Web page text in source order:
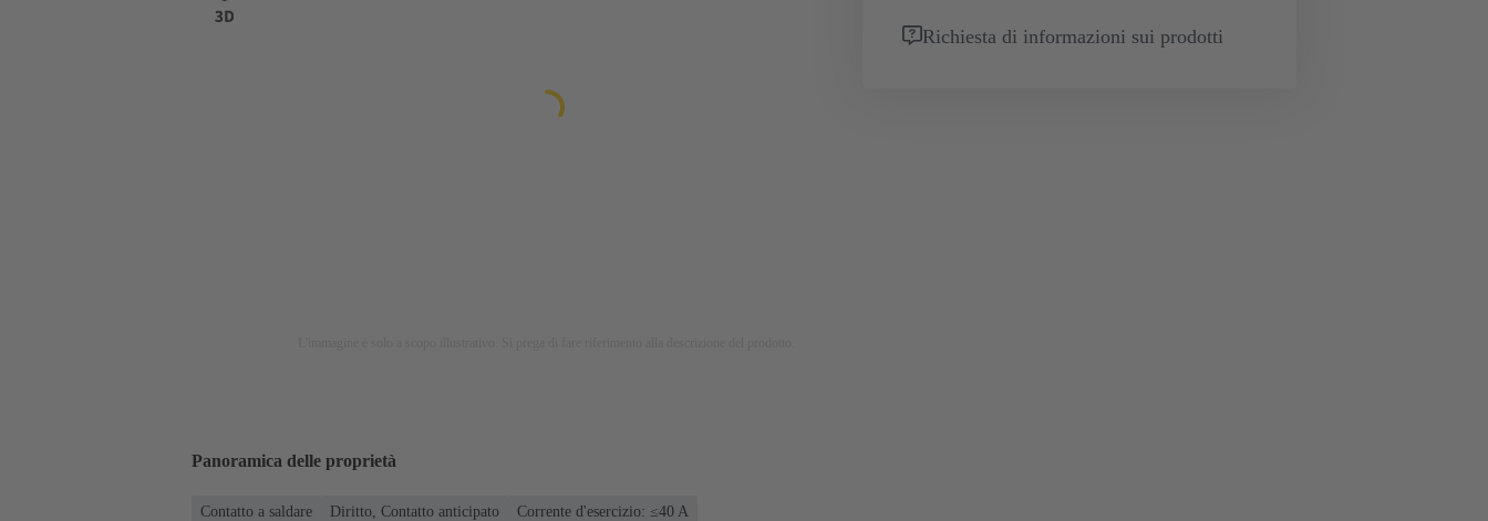
Richiesta di informazioni sui prodotti
Panoramica delle proprietà
Contatto a saldare Diritto, Contatto anticipato
Corrente d'esercizio: ≤40 A